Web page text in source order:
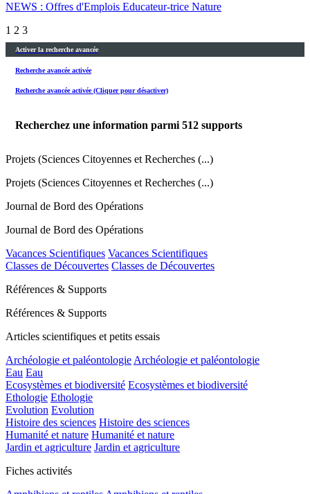
NEWS : Offres d'Emplois Educateur-trice Nature
1 2 3
Activer la recherche avancée
Recherche avancée activée
Recherche avancée activée (Cliquer pour désactiver)
Recherchez une information parmi 512 supports
Projets (Sciences Citoyennes et Recherches (...)
Projets (Sciences Citoyennes et Recherches (...)
Journal de Bord des Opérations
Journal de Bord des Opérations
Vacances Scientifiques Vacances Scientifiques
Classes de Découvertes Classes de Découvertes
Références & Supports
Références & Supports
Articles scientifiques et petits essais
Archéologie et paléontologieArchéologie et paléontologie
Eau Eau
Ecosystèmes et biodiversité Ecosystèmes et biodiversité
Ethologie Ethologie
Evolution Evolution
Histoire des sciences Histoire des sciences
Humanité et nature Humanité et nature
Jardin et agriculture Jardin et agriculture
Fiches activités